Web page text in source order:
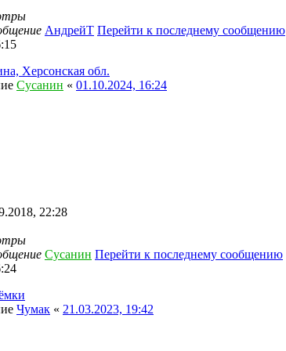
АндрейТ Перейти к последнему сообщению
Херсонская обл.
Сусанин « 01.10.2024, 16:24
22:28
Сусанин Перейти к последнему сообщению
Чумак « 21.03.2023, 19:42